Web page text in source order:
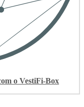
o VestiFi-Box